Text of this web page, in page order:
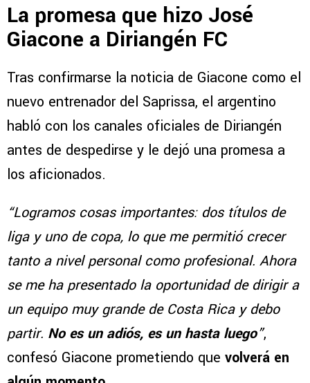
La promesa que hizo José
Giacone a Diriangén FC
Tras confirmarse la noticia de Giacone como el
nuevo entrenador del Saprissa, el argentino
habló con los canales oficiales de Diriangén
antes de despedirse y le dejó una promesa a
los aficionados.
“Logramos cosas importantes: dos títulos de
liga y uno de copa, lo que me permitió crecer
tanto a nivel personal como profesional. Ahora
se me ha presentado la oportunidad de dirigir a
un equipo muy grande de Costa Rica y debo
partir. No es un adiós, es un hasta luego”,
confesó Giacone prometiendo que volverá en